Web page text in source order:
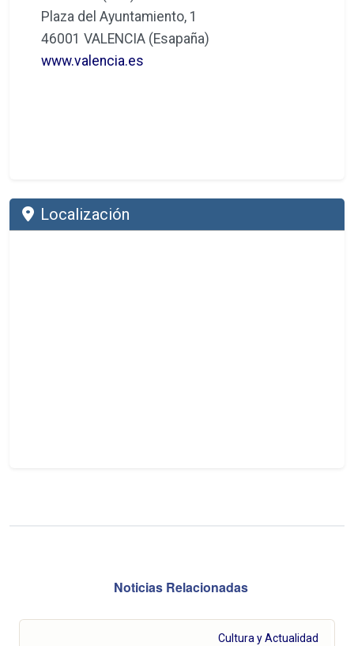
Plaza del Ayuntamiento, 1
46001 VALENCIA (Esapaña)
www.valencia.es
Localización
Noticias Relacionadas
Cultura y Actualidad